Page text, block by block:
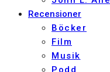
Recensioner
Böcker
Film
Musik
Podd